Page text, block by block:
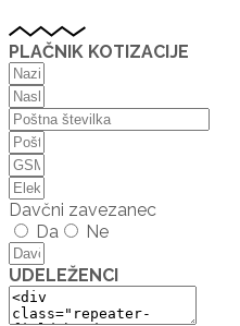
PLAČNIK KOTIZACIJE
Davčni zavezanec
Da
Ne
UDELEŽENCI